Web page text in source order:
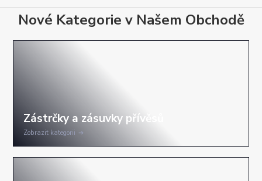
Nové Kategorie v Našem Obchodě
Zobrazit kategorii